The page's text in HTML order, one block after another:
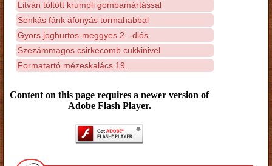
Litván töltött krumpli gombamártással
Sonkás fánk áfonyás tormahabbal
Gyors joghurtos-meggyes 2. -diós
Szezámmagos csirkecomb cukkinivel
Formatartó mézeskalács 19.
Content on this page requires a newer version of
Adobe Flash Player.